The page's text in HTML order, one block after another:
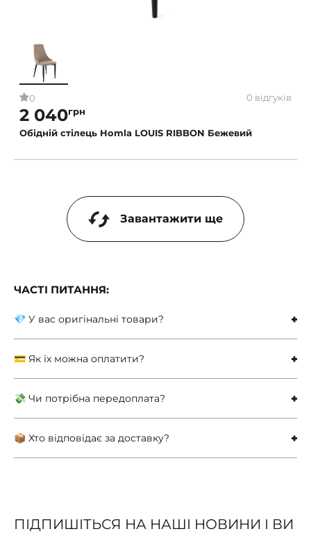
0 0 відгуків
2 040грн
Обідній стілець Homla LOUIS RIBBON Бежевий
Завантажити ще
ЧАСТІ ПИТАННЯ:
💎 У вас оригінальні товари?
💳 Як їх можна оплатити?
💸 Чи потрібна передоплата?
📦 Хто відповідає за доставку?
ПІДПИШІТЬСЯ НА НАШІ НОВИНИ І ВИ